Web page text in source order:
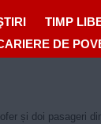
TIMP
DE
și doi pasageri